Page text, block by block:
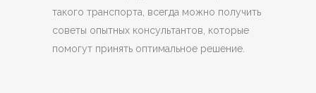
такого транспорта, всегда можно получить
советы опытных консультантов, которые
помогут принять оптимальное решение.